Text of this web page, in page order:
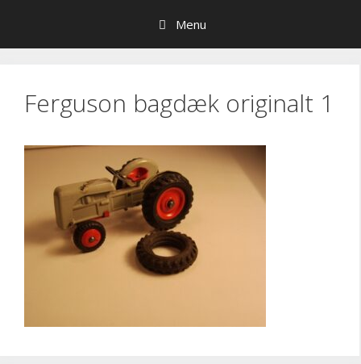
indhold
Menu
Ferguson bagdæk originalt 1